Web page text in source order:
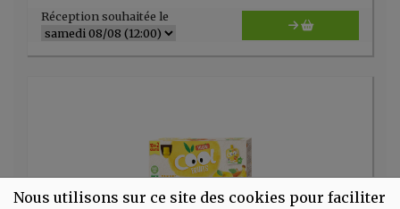
Nous utilisons sur ce site des cookies pour faciliter
Réception souhaitée le